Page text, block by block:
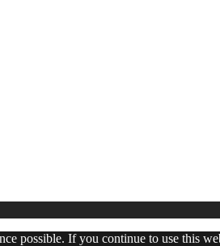
possible. If you continue to use this